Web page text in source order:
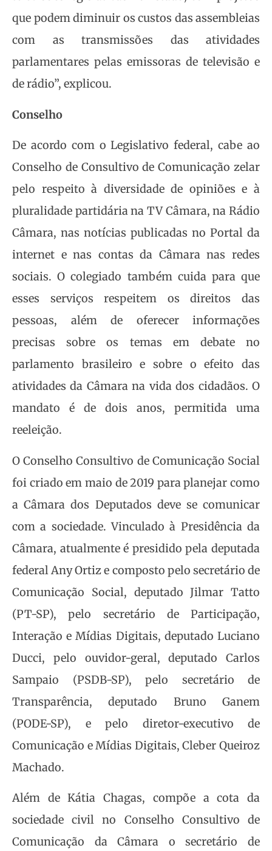
que podem diminuir os custos das assembleias
com as transmissões das atividades
parlamentares pelas emissoras de televisão e
de rádio”, explicou.
Conselho
De acordo com o Legislativo federal, cabe ao
Conselho de Consultivo de Comunicação zelar
pelo respeito à diversidade de opiniões e à
pluralidade partidária na TV Câmara, na Rádio
Câmara, nas notícias publicadas no Portal da
internet e nas contas da Câmara nas redes
sociais. O colegiado também cuida para que
esses serviços respeitem os direitos das
pessoas, além de oferecer informações
precisas sobre os temas em debate no
parlamento brasileiro e sobre o efeito das
atividades da Câmara na vida dos cidadãos. O
mandato é de dois anos, permitida uma
reeleição.
O Conselho Consultivo de Comunicação Social
foi criado em maio de 2019 para planejar como
a Câmara dos Deputados deve se comunicar
com a sociedade. Vinculado à Presidência da
Câmara, atualmente é presidido pela deputada
federal Any Ortiz e composto pelo secretário de
Comunicação Social, deputado Jilmar Tatto
(PT-SP), pelo secretário de Participação,
Interação e Mídias Digitais, deputado Luciano
Ducci, pelo ouvidor-geral, deputado Carlos
Sampaio (PSDB-SP), pelo secretário de
Transparência, deputado Bruno Ganem
(PODE-SP), e pelo diretor-executivo de
Comunicação e Mídias Digitais, Cleber Queiroz
Machado.
Além de Kátia Chagas, compõe a cota da
sociedade civil no Conselho Consultivo de
Comunicação da Câmara o secretário de